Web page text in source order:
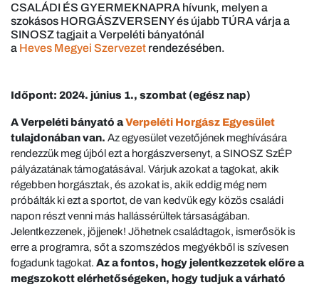
CSALÁDI ÉS GYERMEKNAPRA hívunk, melyen a
szokásos HORGÁSZVERSENY és újabb TÚRA várja a
SINOSZ tagjait a Verpeléti bányatónál
a Heves Megyei Szervezet rendezésében.
Időpont: 2024. június 1., szombat (egész nap)
A Verpeléti bányató aVerpeléti Horgász Egyesület
tulajdonában van. Az egyesület vezetőjének meghívására
rendezzük meg újból ezt a horgászversenyt, a SINOSZ SzÉP
pályázatának támogatásával. Várjuk azokat a tagokat, akik
régebben horgásztak, és azokat is, akik eddig még nem
próbálták ki ezt a sportot, de van kedvük egy közös családi
napon részt venni más hallássérültek társaságában.
Jelentkezzenek, jöjjenek! Jöhetnek családtagok, ismerősök is
erre a programra, sőt a szomszédos megyékből is szívesen
fogadunk tagokat. Az a fontos, hogy jelentkezzetek előre a
megszokott elérhetőségeken, hogy tudjuk a várható